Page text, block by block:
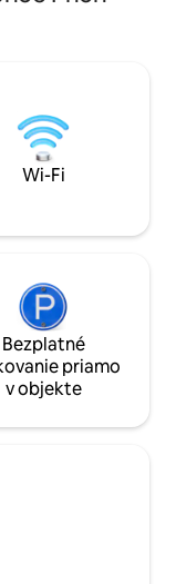
Wi-Fi
Bezplatné
priamo
v objekte